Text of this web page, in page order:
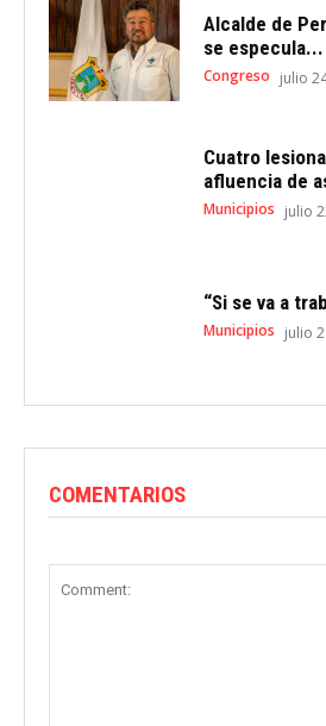
Alcalde de
se especula...
Congreso julio
Cuatro
afluencia de
Municipios julio
“Si se va a
Municipios julio
COMENTARIOS